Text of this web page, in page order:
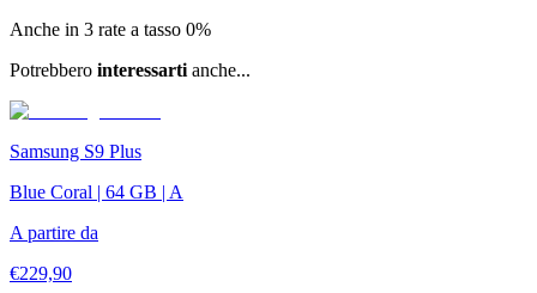
Anche in 3 rate a tasso 0%
Potrebbero interessarti anche...
Samsung S9 Plus
Blue Coral | 64 GB | A
A partire da
€229,90